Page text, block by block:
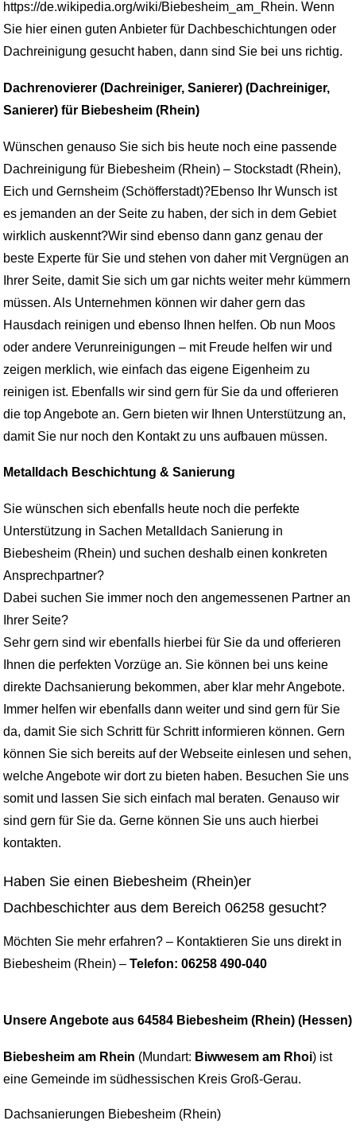
https://de.wikipedia.org/wiki/Biebesheim_am_Rhein. Wenn
Sie hier einen guten Anbieter für Dachbeschichtungen oder
Dachreinigung gesucht haben, dann sind Sie bei uns richtig.
Dachrenovierer (Dachreiniger, Sanierer) (Dachreiniger,
Sanierer) für Biebesheim (Rhein)
Wünschen genauso Sie sich bis heute noch eine passende
Dachreinigung für Biebesheim (Rhein) – Stockstadt (Rhein),
Eich und Gernsheim (Schöfferstadt)?Ebenso Ihr Wunsch ist
es jemanden an der Seite zu haben, der sich in dem Gebiet
wirklich auskennt?Wir sind ebenso dann ganz genau der
beste Experte für Sie und stehen von daher mit Vergnügen an
Ihrer Seite, damit Sie sich um gar nichts weiter mehr kümmern
müssen. Als Unternehmen können wir daher gern das
Hausdach reinigen und ebenso Ihnen helfen. Ob nun Moos
oder andere Verunreinigungen – mit Freude helfen wir und
zeigen merklich, wie einfach das eigene Eigenheim zu
reinigen ist. Ebenfalls wir sind gern für Sie da und offerieren
die top Angebote an. Gern bieten wir Ihnen Unterstützung an,
damit Sie nur noch den Kontakt zu uns aufbauen müssen.
Metalldach Beschichtung & Sanierung
Sie wünschen sich ebenfalls heute noch die perfekte
Unterstützung in Sachen Metalldach Sanierung in
Biebesheim (Rhein) und suchen deshalb einen konkreten
Ansprechpartner?
Dabei suchen Sie immer noch den angemessenen Partner an
Ihrer Seite?
Sehr gern sind wir ebenfalls hierbei für Sie da und offerieren
Ihnen die perfekten Vorzüge an. Sie können bei uns keine
direkte Dachsanierung bekommen, aber klar mehr Angebote.
Immer helfen wir ebenfalls dann weiter und sind gern für Sie
da, damit Sie sich Schritt für Schritt informieren können. Gern
können Sie sich bereits auf der Webseite einlesen und sehen,
welche Angebote wir dort zu bieten haben. Besuchen Sie uns
somit und lassen Sie sich einfach mal beraten. Genauso wir
sind gern für Sie da. Gerne können Sie uns auch hierbei
kontakten.
Haben Sie einen Biebesheim (Rhein)er
Dachbeschichter aus dem Bereich 06258 gesucht?
Möchten Sie mehr erfahren? – Kontaktieren Sie uns direkt in
Biebesheim (Rhein) – Telefon: 06258 490-040
Unsere Angebote aus 64584 Biebesheim (Rhein) (Hessen)
Biebesheim am Rhein (Mundart: Biwwesem am Rhoi) ist
eine Gemeinde im südhessischen Kreis Groß-Gerau.
Dachsanierungen Biebesheim (Rhein)